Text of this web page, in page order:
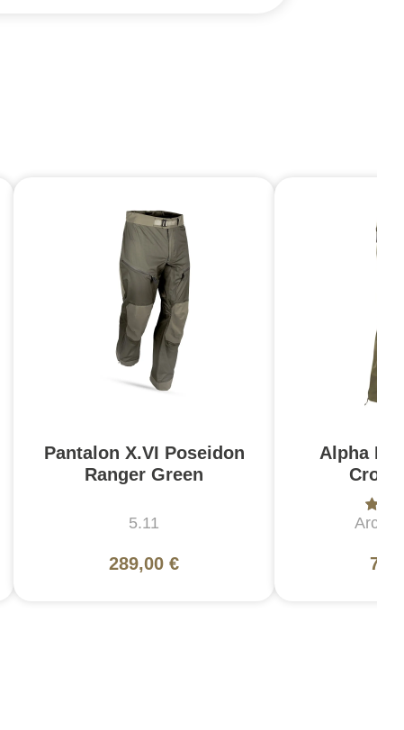
Pantalon X.VI Poseidon
Ranger Green
5.11
289,00 €
Alpha